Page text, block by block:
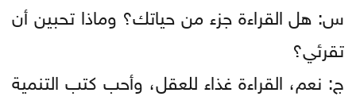
س: هل القراءة جزء من حياتك؟ وماذا تحبين أن
تقرئي؟
ج: نعم، القراءة غذاء للعقل، وأحب كتب التنمية